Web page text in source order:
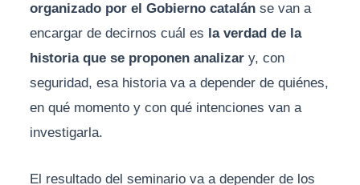
organizado por el Gobierno catalán se van a
encargar de decirnos cuál es la verdad de la
historia que se proponen analizar y, con
seguridad, esa historia va a depender de quiénes,
en qué momento y con qué intenciones van a
investigarla.
El resultado del seminario va a depender de los